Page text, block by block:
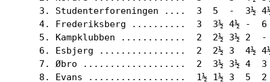
3. Studenterforeningen ....  3  5  -  3½
4. Frederiksberg ..........  3  3½ 4½ -
5. Kampklubben ............  2  2½ 3½ 2
6. Esbjerg ................  2  2½ 3  4½
7. Øbro ...................  2  3½ 3½ 4  3